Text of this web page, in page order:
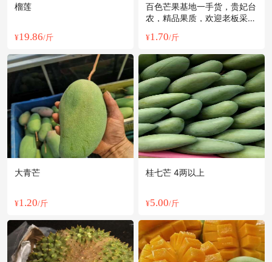
榴莲
¥19.86/斤
百色芒果基地一手货，贵妃台
农，精品果质，欢迎老板采
¥1.70/斤
大青芒
¥1.20/斤
桂七芒 4两以上
¥5.00/斤